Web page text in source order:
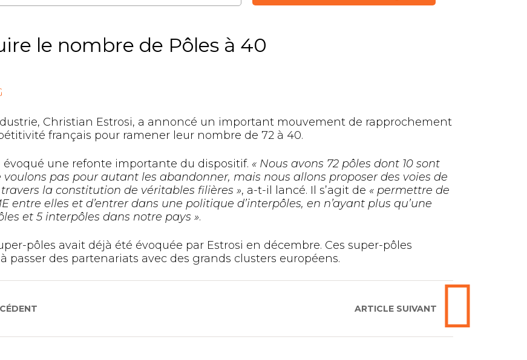
le nombre de Pôles à 40
Christian Estrosi, a annoncé un important mouvement de rapprochement
français pour ramener leur nombre de 72 à 40.
évoqué une refonte importante du dispositif. « Nous avons 72 pôles dont 10 sont
voulons pas pour autant les abandonner, mais nous allons proposer des voies de
la constitution de véritables filières », a-t-il lancé. Il s’agit de « permettre de
entre elles et d’entrer dans une politique d’interpôles, en n’ayant plus qu’une
et 5 interpôles dans notre pays ».
pôles avait déjà été évoquée par Estrosi en décembre. Ces super-pôles
passer des partenariats avec des grands clusters européens.
ARTICLE SUIVANT